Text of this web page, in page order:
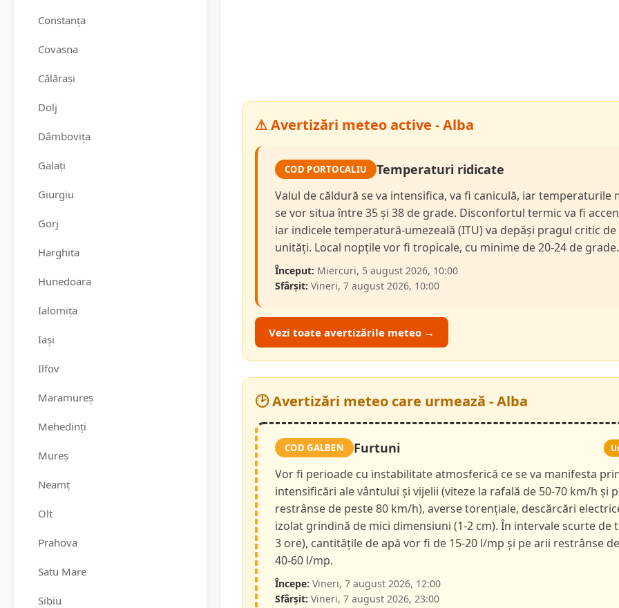
Constanța
Covasna
Călărași
Dolj
Dâmbovița
Galați
Giurgiu
Gorj
Harghita
Hunedoara
Ialomița
Iași
Ilfov
Maramureș
Mehedinți
Mureș
Neamț
Olt
Prahova
Satu Mare
Sibiu
⚠ Avertizări meteo active - Alba
COD PORTOCALIU Temperaturi ridicate
Valul de căldură se va intensifica, va fi caniculă, iar temperaturile
se vor situa între 35 și 38 de grade. Disconfortul termic va fi
iar indicele temperatură-umezeală (ITU) va depăși pragul critic de
unități. Local nopțile vor fi tropicale, cu minime de 20-24 de grade.
Început: Miercuri, 5 august 2026, 10:00
Sfârșit: Vineri, 7 august 2026, 10:00
Vezi toate avertizările meteo →
🕑 Avertizări meteo care urmează - Alba
COD GALBEN Furtuni
Vor fi perioade cu instabilitate atmosferică ce se va manifesta
intensificări ale vântului și vijelii (viteze la rafală de 50-70 km/h și
restrânse de peste 80 km/h), averse torențiale, descărcări
izolat grindină de mici dimensiuni (1-2 cm). În intervale scurte de
3 ore), cantitățile de apă vor fi de 15-20 l/mp și pe arii restrânse
40-60 l/mp.
Începe: Vineri, 7 august 2026, 12:00
Sfârșit: Vineri, 7 august 2026, 23:00